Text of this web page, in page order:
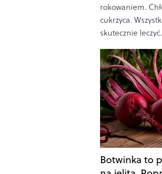
rokowaniem.
cukrzyca.
skutecznie leczyć.
Botwinka to